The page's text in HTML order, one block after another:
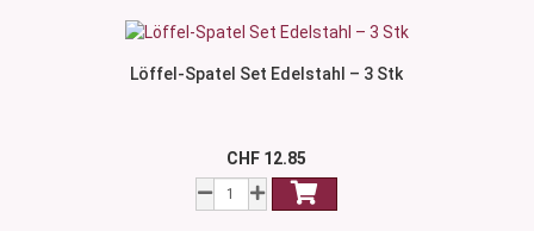
Löffel-Spatel Set Edelstahl – 3 Stk
CHF 12.85